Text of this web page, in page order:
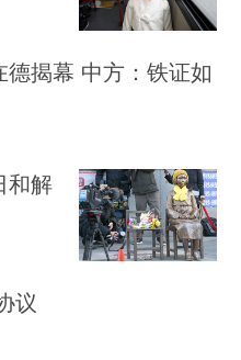
德揭幕 中方：铁证如
和解
议